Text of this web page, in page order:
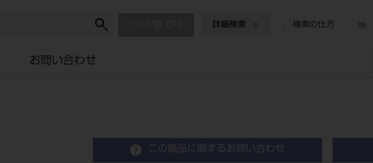
詳細検索 検索の仕方
お問い合わせ
この商品に関するお問い合わせ